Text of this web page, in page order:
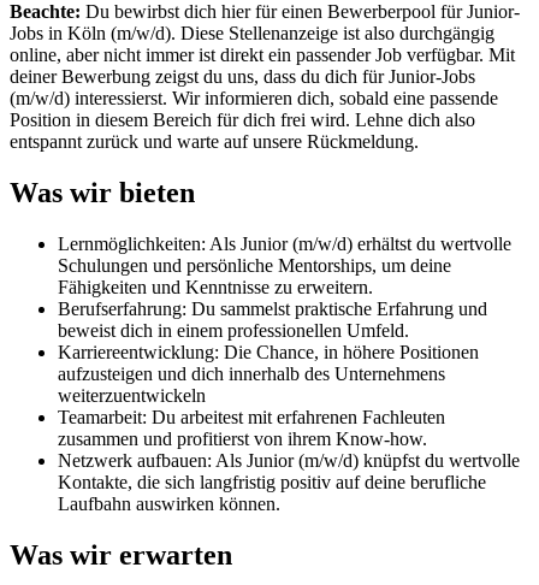
Beachte: Du bewirbst dich hier für einen Bewerberpool für Junior-
Jobs in Köln (m/w/d). Diese Stellenanzeige ist also durchgängig
online, aber nicht immer ist direkt ein passender Job verfügbar. Mit
deiner Bewerbung zeigst du uns, dass du dich für Junior-Jobs
(m/w/d) interessierst. Wir informieren dich, sobald eine passende
Position in diesem Bereich für dich frei wird. Lehne dich also
entspannt zurück und warte auf unsere Rückmeldung.
Was wir bieten
Lernmöglichkeiten: Als Junior (m/w/d) erhältst du wertvolle
Schulungen und persönliche Mentorships, um deine
Fähigkeiten und Kenntnisse zu erweitern.
Berufserfahrung: Du sammelst praktische Erfahrung und
beweist dich in einem professionellen Umfeld.
Karriereentwicklung: Die Chance, in höhere Positionen
aufzusteigen und dich innerhalb des Unternehmens
weiterzuentwickeln
Teamarbeit: Du arbeitest mit erfahrenen Fachleuten
zusammen und profitierst von ihrem Know-how.
Netzwerk aufbauen: Als Junior (m/w/d) knüpfst du wertvolle
Kontakte, die sich langfristig positiv auf deine berufliche
Laufbahn auswirken können.
Was wir erwarten